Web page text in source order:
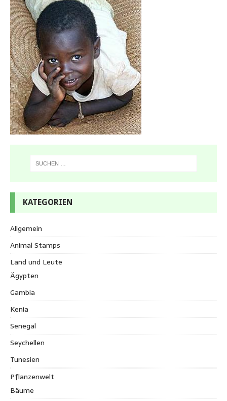
KATEGORIEN
Allgemein
Animal Stamps
Land und Leute
Ägypten
Gambia
Kenia
Senegal
Seychellen
Tunesien
Pflanzenwelt
Bäume